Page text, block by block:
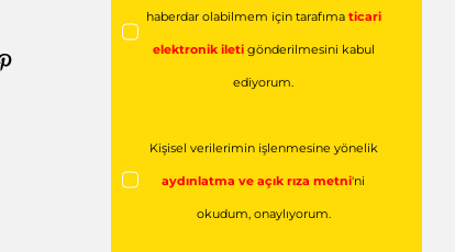
haberdar olabilmem için tarafıma ticari
elektronik ileti gönderilmesini kabul
ediyorum.
Kişisel verilerimin işlenmesine yönelik
aydınlatma ve açık rıza metni'ni
okudum, onaylıyorum.